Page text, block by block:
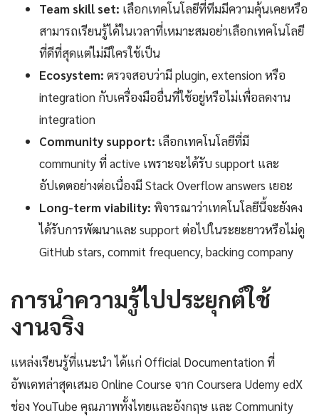
Team skill set: เลือกเทคโนโลยีที่ทีมมีความคุ้นเคยหรือ
สามารถเรียนรู้ได้ในเวลาที่เหมาะสมอย่าเลือกเทคโนโลยี
ที่ดีที่สุดแต่ไม่มีใครใช้เป็น
Ecosystem: ตรวจสอบว่ามี plugin, extension หรือ
integration กับเครื่องมืออื่นที่ใช้อยู่หรือไม่เพื่อลดงาน
integration
Community support: เลือกเทคโนโลยีที่มี
community ที่ active เพราะจะได้รับ support และ
อัปเดตอย่างต่อเนื่องมี Stack Overflow answers เยอะ
Long-term viability: พิจารณาว่าเทคโนโลยีนี้จะยังคง
ได้รับการพัฒนาและ support ต่อไปในระยะยาวหรือไม่ดู
GitHub stars, commit frequency, backing company
การนำความรู้ไปประยุกต์ใช้
งานจริง
แหล่งเรียนรู้ที่แนะนำ ได้แก่ Official Documentation ที่
อัพเดทล่าสุดเสมอ Online Course จาก Coursera Udemy edX
ช่อง YouTube คุณภาพทั้งไทยและอังกฤษ และ Community